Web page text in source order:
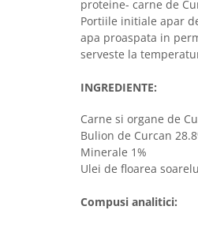
Sampoane si Balsamuri
Servetele Umede
Covorase absorbante
Perii si descalcitoare caini
Solutii Atractante si repelente
Custi transport - Pisici
Lese, Hamuri si Zgarzi
proteine- carne de
Portiile initiale apar
apa proaspata in
serveste la
INGREDIENTE:
Carne si organe de
Bulion de Curcan
Minerale 1%
Ulei de floarea
Compusi analitici: